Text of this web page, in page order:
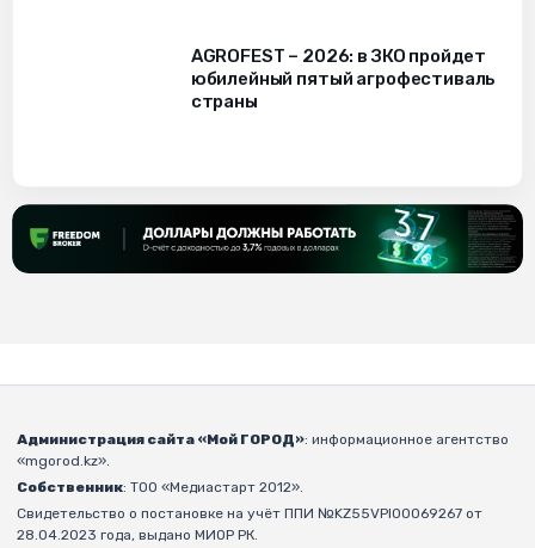
AGROFEST – 2026: в ЗКО пройдет
юбилейный пятый агрофестиваль
страны
Администрация сайта «Мой ГОРОД»: информационное агентство
«mgorod.kz».
Собственник: ТОО «Медиастарт 2012».
Свидетельство о постановке на учёт ППИ №KZ55VPI00069267 от
28.04.2023 года, выдано МИОР РК.